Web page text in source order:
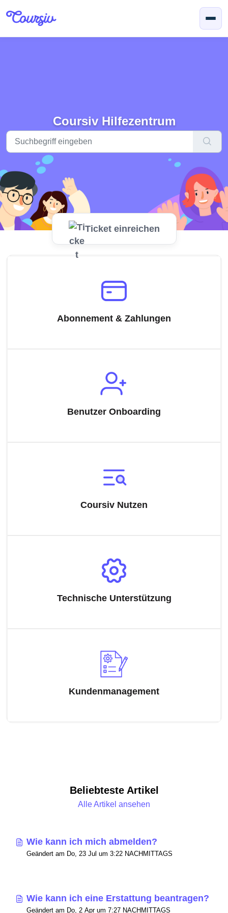
Coursiv Hilfezentrum
Ticket einreichen
Abonnement & Zahlungen
Benutzer Onboarding
Coursiv Nutzen
Technische Unterstützung
Kundenmanagement
Beliebteste Artikel
Alle Artikel ansehen
Wie kann ich mich abmelden?
Geändert am Do, 23 Jul um 3:22 NACHMITTAGS
Wie kann ich eine Erstattung beantragen?
Geändert am Do, 2 Apr um 7:27 NACHMITTAGS